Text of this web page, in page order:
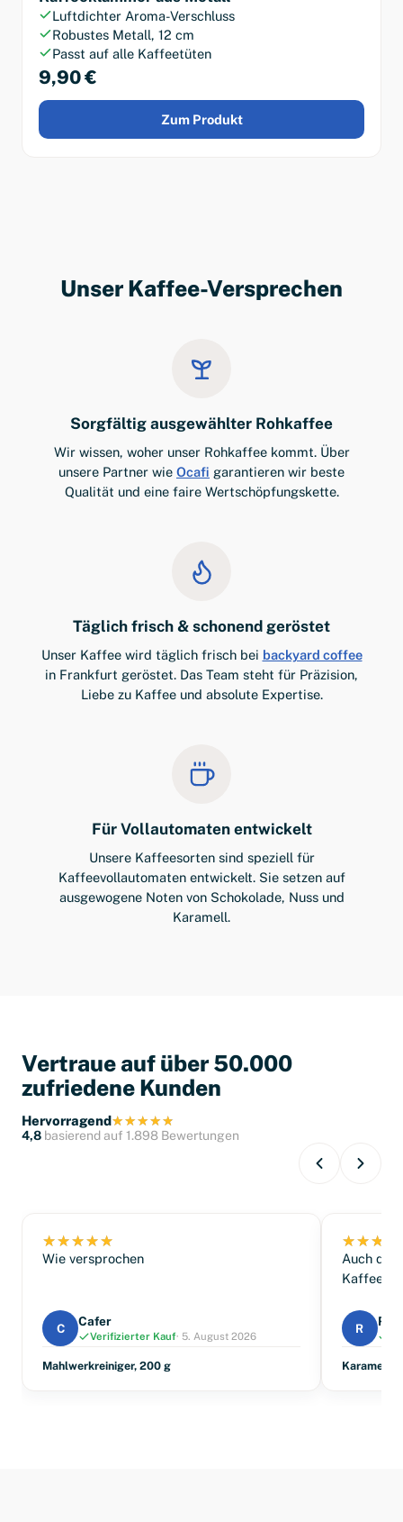
Luftdichter Aroma-Verschluss
Robustes Metall, 12 cm
Passt auf alle Kaffeetüten
9,90 €
Zum Produkt
Unser Kaffee-Versprechen
Sorgfältig ausgewählter Rohkaffee
Wir wissen, woher unser Rohkaffee kommt. Über
unsere Partner wie Ocafi garantieren wir beste
Qualität und eine faire Wertschöpfungskette.
Täglich frisch & schonend geröstet
Unser Kaffee wird täglich frisch bei backyard coffee
in Frankfurt geröstet. Das Team steht für Präzision,
Liebe zu Kaffee und absolute Expertise.
Für Vollautomaten entwickelt
Unsere Kaffeesorten sind speziell für
Kaffeevollautomaten entwickelt. Sie setzen auf
ausgewogene Noten von Schokolade, Nuss und
Karamell.
Vertraue auf über 50.000
zufriedene Kunden
Hervorragend
4,8 basierend auf 1.898 Bewertungen
Wie versprochen
C Cafer
Verifizierter Kauf· 5. August 2026
Mahlwerkreiniger, 200 g
Auch
R
Karamell